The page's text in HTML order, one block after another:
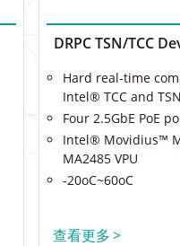
DRPC TSN/TCC
Hard real-time
Intel® TCC and
Four 2.5GbE PoE
Intel® Movidius™
MA2485 VPU
-20oC~60oC
查看更多>